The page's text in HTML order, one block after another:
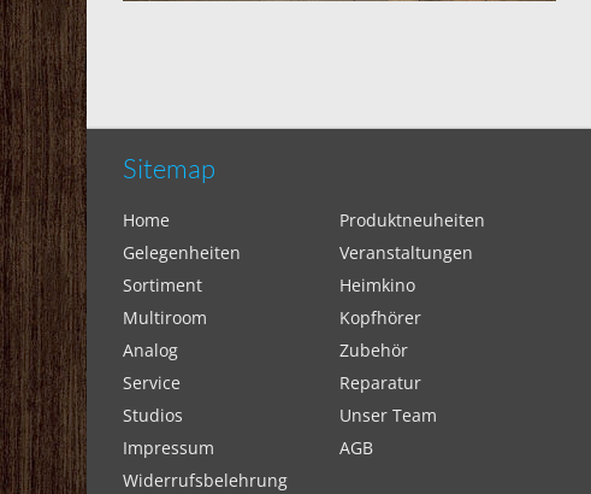
Sitemap
Home
Produktneuheiten
Gelegenheiten
Veranstaltungen
Sortiment
Heimkino
Multiroom
Kopfhörer
Analog
Zubehör
Service
Reparatur
Studios
Unser Team
Impressum
AGB
Widerrufsbelehrung